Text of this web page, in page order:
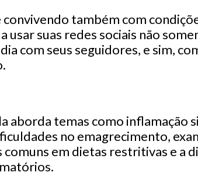
também com
usar suas redes sociais não
com seus seguidores, e sim,
aborda temas como inflamação
no emagrecimento,
em dietas restritivas e a